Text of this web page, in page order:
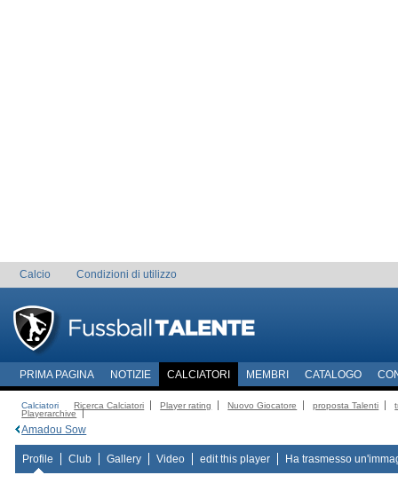
Calcio Condizioni di utilizzo
PRIMA PAGINA NOTIZIE CALCIATORI MEMBRI CATALOGO
Calciatori Ricerca Calciatori Player rating Nuovo Giocatore proposta Talenti
Playerarchive
Amadou Sow
Profile Club Gallery Video edit this player Ha trasmesso